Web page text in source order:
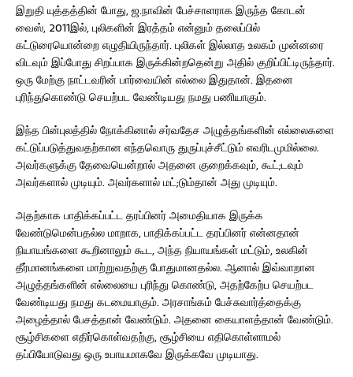
இறுதி யுத்தத்தின் போது, ஜ.நாவின் பேச்சாளராக இருந்த கோடன்
வைஸ், 2011இல், புலிகளின் இரத்தம் என்னும் தலைப்பில்
கட்டுரையொன்றை எழுதியிருந்தார். புலிகள் இல்லாத உலகம் முன்னரை
விடவும் இப்போது சிறப்பாக இருக்கின்றதென்று அதில் குறிப்பிட்டிருந்தார்.
ஒரு மேற்கு நாட்டவரின் பார்வையின் எல்லை இதுதான். இதனை
புரிந்துகொண்டு செயற்பட வேண்டியது நமது பணியாகும்.
இந்த பின்புலத்தில் நோக்கினால் சர்வதேச அழுத்தங்களின் எல்லைகளை
கட்டுப்படுத்துவதற்கான எந்தவொரு துருப்புச்சீட்டும் எவரிடமுமில்லை.
அவர்களுக்கு தேவையென்றால் அதனை குறைக்கவும், கூட்;டவும்
அவர்களால் முடியும். அவர்களால் மட்;டும்தான் அது முடியும்.
அதற்காக பாதிக்கப்பட்ட தரப்பினர் அமைதியாக இருக்க
வேண்டுமென்பதல்ல மாறாக, பாதிக்கப்பட்ட தரப்பினர் என்னதான்
நியாயங்களை கூறினாலும் கூட, அந்த நியாயங்கள் மட்டும், உலகின்
தீர்மானங்களை மாற்றுவதற்கு போதுமானதல்ல. ஆனால் இவ்வாறான
அழுத்தங்களின் எல்லையை புரிந்து கொண்டு, அதற்கேற்ப செயற்பட
வேண்டியது நமது கடமையாகும். அரசாங்கம் பேச்சுவார்த்தைக்கு
அழைத்தால் பேசத்தான் வேண்டும். அதனை கையாளத்தான் வேண்டும்.
சூழ்சிகளை எதிர்கொள்வதற்கு, சூழ்சியை எதிகொள்ளாமல்
தப்பியோடுவது ஒரு உபாயமாகவே இருக்கவே முடியாது.